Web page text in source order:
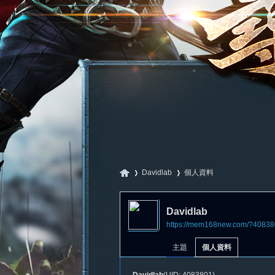
Davidlab
›
個人資料
Davidlab
https://mem168new.com/
主題 個人資料